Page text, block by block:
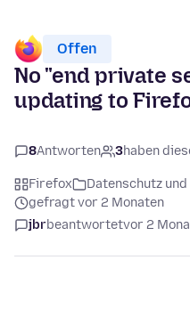
Offen
No "end private
updating to
8Antworten 3haben
Firefox
Datenschutz
gefragt vor 2 Monaten
jbrbeantwortetvor 2